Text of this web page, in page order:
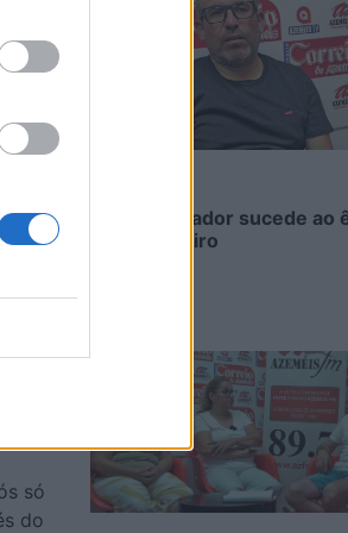
ao
só
do
Sopa à lavrador sucede ao
da do vidreiro